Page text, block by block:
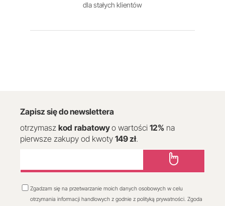
dla stałych klientów
Zapisz się do newslettera
otrzymasz kod rabatowyo wartości 12% na
pierwsze zakupy od kwoty 149 zł.
Zgadzam się na przetwarzanie moich danych osobowych w celu
otrzymania informacji handlowych z godnie z polityką prywatności. Zgoda